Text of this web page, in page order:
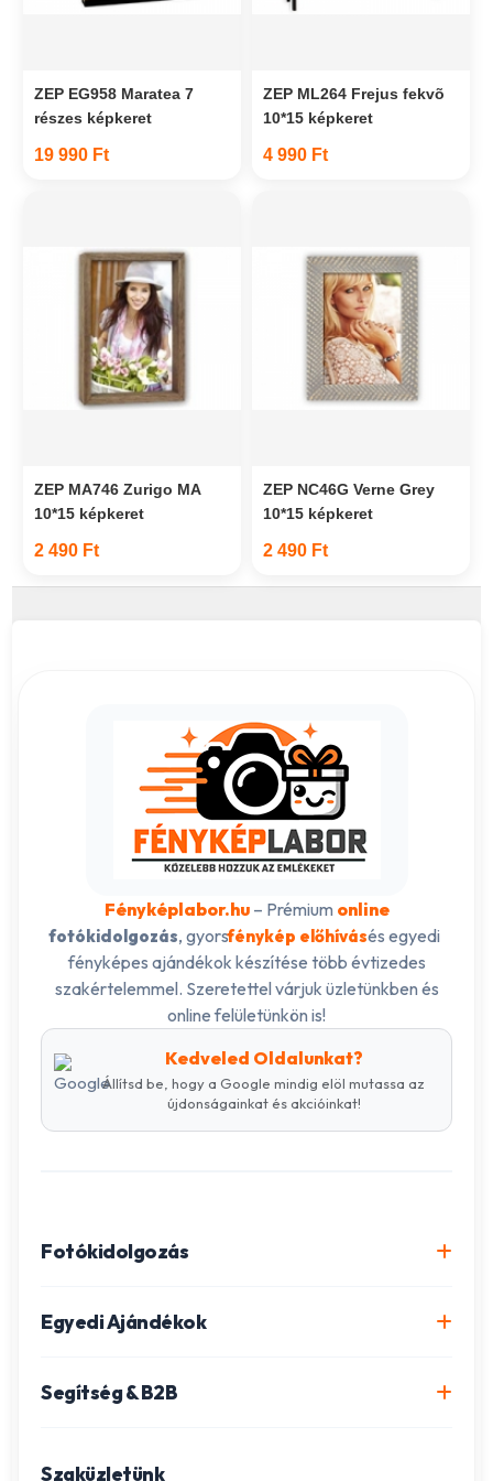
ZEP EG958 Maratea 7
részes képkeret
19 990 Ft
ZEP ML264 Frejus fekvõ
10*15 képkeret
4 990 Ft
ZEP MA746 Zurigo MA
10*15 képkeret
2 490 Ft
ZEP NC46G Verne Grey
10*15 képkeret
2 490 Ft
Fényképlabor.hu– Prémium online
fotókidolgozás, gyorsfénykép előhívásés egyedi
fényképes ajándékok készítése több évtizedes
szakértelemmel. Szeretettel várjuk üzletünkben és
online felületünkön is!
Kedveled Oldalunkat?
Állítsd be, hogy a Google mindig elöl mutassa az
újdonságainkat és akcióinkat!
Fotókidolgozás
Igazolványkép készítés
Egyedi Ajándékok
Gravírozott ajándékok
Segítség & B2B
Szaküzletünk